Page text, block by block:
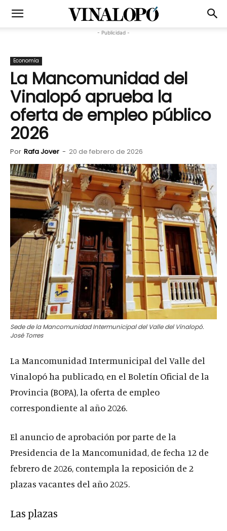
- Publicidad -
Economía
La Mancomunidad del
Vinalopó aprueba la
oferta de empleo público
2026
Por Rafa Jover - 20 de febrero de 2026
Sede de la Mancomunidad Intermunicipal del Valle del Vinalopó.
José Torres
La Mancomunidad Intermunicipal del Valle del
Vinalopó ha publicado, en el Boletín Oficial de la
Provincia (BOPA), la oferta de empleo
correspondiente al año 2026.
El anuncio de aprobación por parte de la
Presidencia de la Mancomunidad, de fecha 12 de
febrero de 2026, contempla la reposición de 2
plazas vacantes del año 2025.
Las plazas